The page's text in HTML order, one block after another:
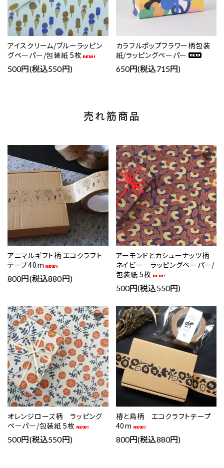
アイスクリーム/ブルーラッピン
グペーパー/包装紙 5枚
500円(税込550円)
カラフルポップフラワー柄包装
紙/ラッピングペーパー
650円(税込715円)
売れ筋商品
アニマルギフト柄 エコクラフト
テープ40m
800円(税込880円)
favorite
アーモンドとカシューナッツ柄
ネイビー ラッピングペーパー/
包装紙 5枚
500円(税込550円)
favorite
オレンジローズ柄 ラッピング
ペーパー/包装紙 5枚
500円(税込550円)
favorite
椿と鳥柄 エコクラフトテープ
40m
800円(税込880円)
favorite